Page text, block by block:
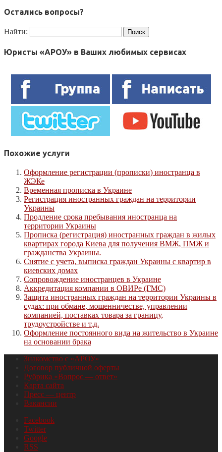
Остались вопросы?
Найти:
Юристы «АРОУ» в Ваших любимых сервисах
Похожие услуги
Оформление регистрации (прописки) иностранца в
ЖЭКе
Временная прописка в Украине
Регистрация иностранных граждан на территории
Украины
Продление срока пребывания иностранца на
территории Украины
Прописка (регистрация) иностранных граждан в жилых
квартирах города Киева для получения ВМЖ, ПМЖ и
гражданства Украины.
Снятие с учета, выписка граждан Украины с квартир в
киевских домах
Сопровождение иностранцев в Украине
Аккредитация компании в ОВИРе (ГМС)
Защита иностранных граждан на территории Украины в
судах: при обмане, мошенничестве, управлении
компанией, поставках товара за границу,
трудоустройстве и т.д.
Оформление постоянного вида на жительство в Украине
на основании брака
Знакомство с «АРОУ»
Договор публичной оферты
Рубрика «Вопрос — ответ»
Карта сайта
Пресс — центр
Вакансии
Facebook
Twitter
Google
RSS